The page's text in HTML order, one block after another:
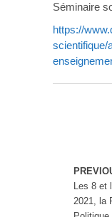
Séminaire
https://
scientifique/
Les 8 et
2021, la